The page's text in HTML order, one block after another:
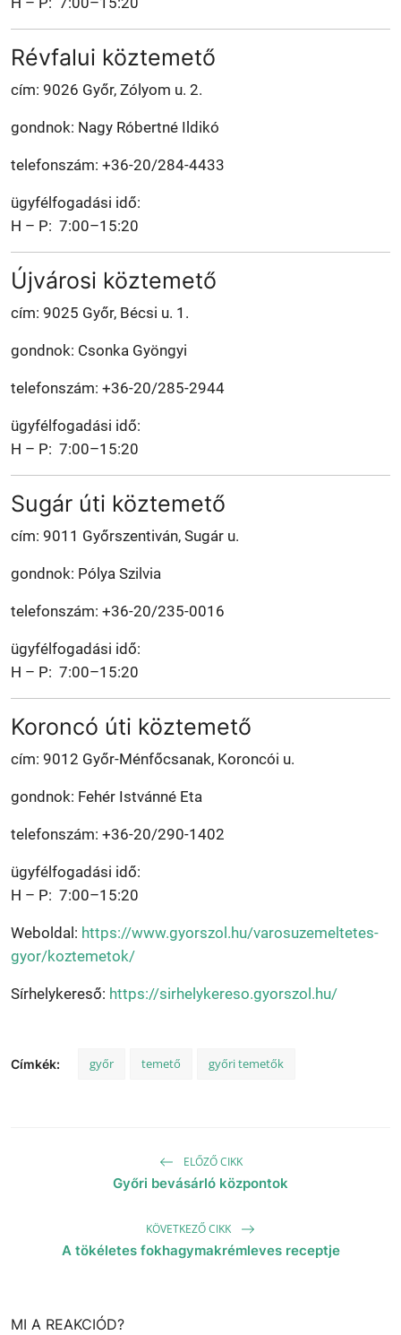
Révfalui köztemető
cím: 9026 Győr, Zólyom u. 2.
gondnok: Nagy Róbertné Ildikó
telefonszám: +36-20/284-4433
ügyfélfogadási idő:
H – P: 7:00–15:20
Újvárosi köztemető
cím: 9025 Győr, Bécsi u. 1.
gondnok: Csonka Gyöngyi
telefonszám: +36-20/285-2944
ügyfélfogadási idő:
H – P: 7:00–15:20
Sugár úti köztemető
cím: 9011 Győrszentiván, Sugár u.
gondnok: Pólya Szilvia
telefonszám: +36-20/235-0016
ügyfélfogadási idő:
H – P: 7:00–15:20
Koroncó úti köztemető
cím: 9012 Győr-Ménfőcsanak, Koroncói u.
gondnok: Fehér Istvánné Eta
telefonszám: +36-20/290-1402
ügyfélfogadási idő:
H – P: 7:00–15:20
Weboldal: https://www.gyorszol.hu/varosuzemeltetes-
gyor/koztemetok/
Sírhelykereső: https://sirhelykereso.gyorszol.hu/
Címkék: győr temető győri temetők
ELŐZŐ CIKK
Győri bevásárló központok
KÖVETKEZŐ CIKK
A tökéletes fokhagymakrémleves receptje
MI A REAKCIÓD?